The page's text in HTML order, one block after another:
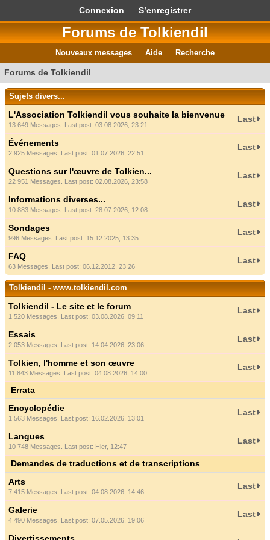
Connexion S’enregistrer
Forums de Tolkiendil
Nouveaux messages Aide Recherche
Forums de Tolkiendil
Sujets divers...
L'Association Tolkiendil vous souhaite la bienvenue
13 649 Messages. Last post: 03.08.2026, 23:21
Last
Événements
2 925 Messages. Last post: 01.07.2026, 22:51
Last
Questions sur l'œuvre de Tolkien...
22 951 Messages. Last post: 02.08.2026, 23:58
Last
Informations diverses...
10 883 Messages. Last post: 28.07.2026, 12:08
Last
Sondages
996 Messages. Last post: 15.12.2025, 13:35
Last
FAQ
63 Messages. Last post: 06.12.2012, 23:26
Last
Tolkiendil - www.tolkiendil.com
Tolkiendil - Le site et le forum
1 520 Messages. Last post: 03.08.2026, 09:11
Last
Essais
2 053 Messages. Last post: 14.04.2026, 23:06
Last
Tolkien, l'homme et son œuvre
11 843 Messages. Last post: 04.08.2026, 14:00
Last
Errata
Encyclopédie
1 563 Messages. Last post: 16.02.2026, 13:01
Last
Langues
10 748 Messages. Last post: Hier, 12:47
Last
Demandes de traductions et de transcriptions
Arts
7 415 Messages. Last post: 04.08.2026, 14:46
Last
Galerie
4 490 Messages. Last post: 07.05.2026, 19:06
Last